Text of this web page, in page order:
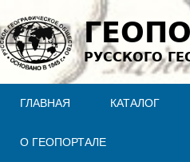
Jump to
РУССКОГО
ГЛАВНАЯ КАТАЛОГ
О ГЕОПОРТАЛЕ